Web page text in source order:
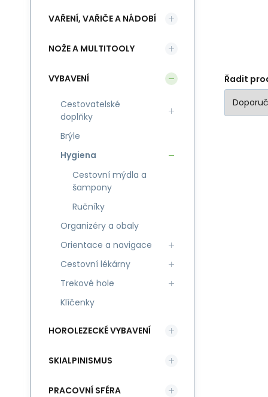
Řadit
VAŘENÍ, VAŘIČE A NÁDOBÍ
NOŽE A MULTITOOLY
VYBAVENÍ
Cestovatelské
doplňky
Brýle
Hygiena
Cestovní mýdla a
šampony
Ručníky
Organizéry a obaly
Orientace a navigace
Cestovní lékárny
Trekové hole
Klíčenky
HOROLEZECKÉ VYBAVENÍ
SKIALPINISMUS
PRACOVNÍ SFÉRA